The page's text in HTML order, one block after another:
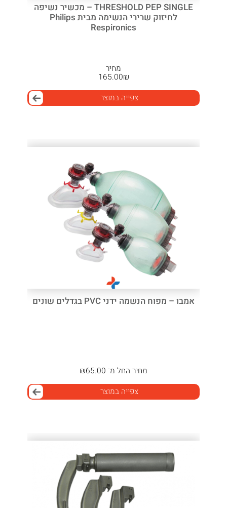
THRESHOLD PEP SINGLE – מכשיר נשיפה
לחיזוק שרירי הנשימה מבית Philips
Respironics
מחיר
₪
165.00
צפייה במוצר
אמבו – מפוח הנשמה ידני PVC בגדלים שונים
מחיר החל מ־ ₪65.00
צפייה במוצר